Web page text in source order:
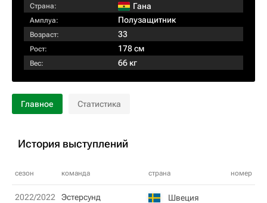
Страна: Гана
Амплуа: Полузащитник
Возраст: 33
Рост: 178 см
Вес: 66 кг
Главное Статистика
История выступлений
сезон команда страна номер
2022/2022 Эстерсунд Швеция